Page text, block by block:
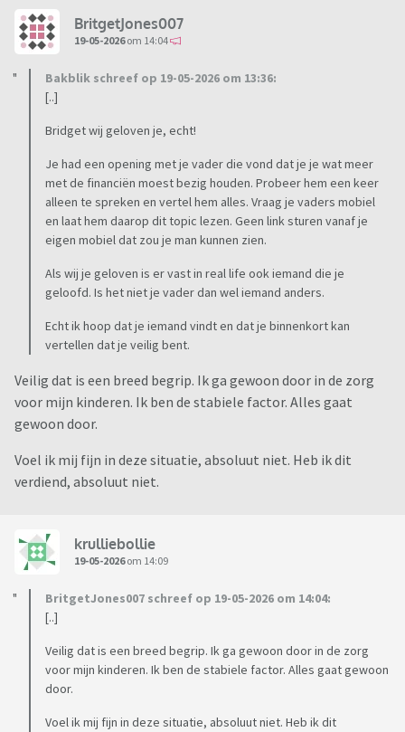
BritgetJones007
19-05-2026om 14:04
Bakblik schreef op 19-05-2026 om 13:36:
[..]
Bridget wij geloven je, echt!
Je had een opening met je vader die vond dat je je wat meer
met de financiën moest bezig houden. Probeer hem een keer
alleen te spreken en vertel hem alles. Vraag je vaders mobiel
en laat hem daarop dit topic lezen. Geen link sturen vanaf je
eigen mobiel dat zou je man kunnen zien.
Als wij je geloven is er vast in real life ook iemand die je
geloofd. Is het niet je vader dan wel iemand anders.
Echt ik hoop dat je iemand vindt en dat je binnenkort kan
vertellen dat je veilig bent.
Veilig dat is een breed begrip. Ik ga gewoon door in de zorg
voor mijn kinderen. Ik ben de stabiele factor. Alles gaat
gewoon door.
Voel ik mij fijn in deze situatie, absoluut niet. Heb ik dit
verdiend, absoluut niet.
krulliebollie
19-05-2026om 14:09
BritgetJones007 schreef op 19-05-2026 om 14:04:
[..]
Veilig dat is een breed begrip. Ik ga gewoon door in de zorg
voor mijn kinderen. Ik ben de stabiele factor. Alles gaat gewoon
door.
Voel ik mij fijn in deze situatie, absoluut niet. Heb ik dit